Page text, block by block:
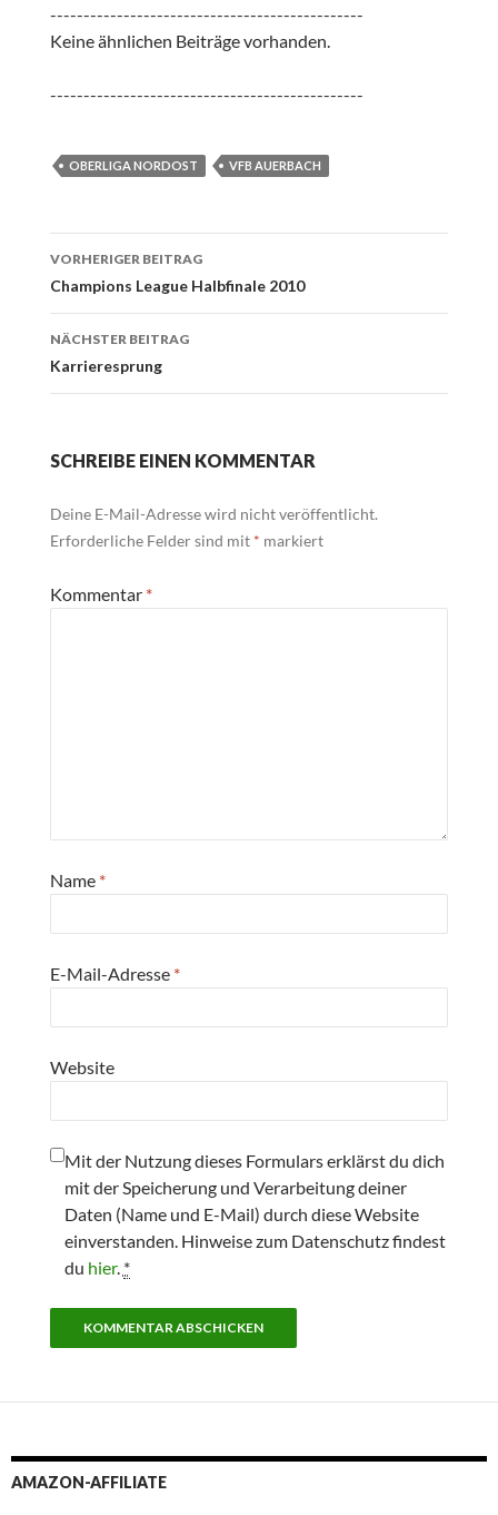
-----------------------------------------------
Keine ähnlichen Beiträge vorhanden.
-----------------------------------------------
OBERLIGA NORDOST VFB AUERBACH
Beitrags-
Navigation
VORHERIGER BEITRAG
Champions League Halbfinale 2010
NÄCHSTER BEITRAG
Karrieresprung
SCHREIBE EINEN KOMMENTAR
Deine E-Mail-Adresse wird nicht veröffentlicht.
Erforderliche Felder sind mit * markiert
Kommentar *
Name *
E-Mail-Adresse *
Website
Mit der Nutzung dieses Formulars erklärst du dich
mit der Speicherung und Verarbeitung deiner
Daten (Name und E-Mail) durch diese Website
einverstanden. Hinweise zum Datenschutz findest
du hier. *
AMAZON-AFFILIATE